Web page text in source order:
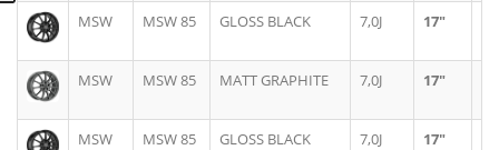
MSW MSW 85 GLOSS BLACK 7,0J 17"
MSW MSW 85 MATT GRAPHITE 7,0J 17"
MSW MSW 85 GLOSS BLACK 7,0J 17"